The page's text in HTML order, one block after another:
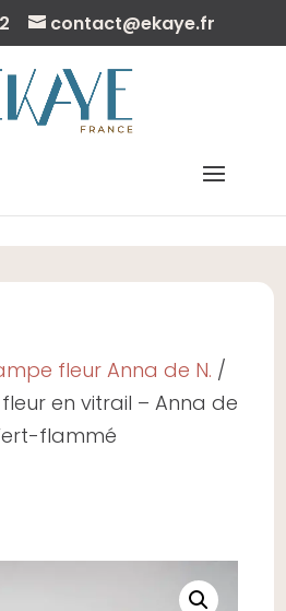
contact@ekaye.fr
fleur Anna de N. /
en vitrail – Anna de
flammé